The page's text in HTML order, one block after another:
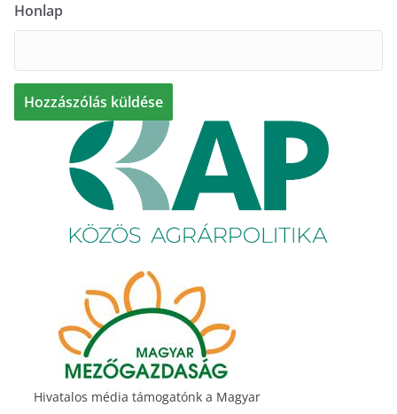
Honlap
Hivatalos média támogatónk a Magyar